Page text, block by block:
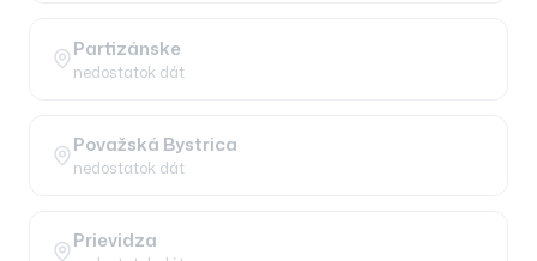
Partizánske
nedostatok dát
Považská Bystrica
nedostatok dát
Prievidza